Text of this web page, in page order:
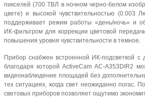
пикселей (700 ТВЛ в ночном черно-белом
цвете) и высокой чувствительностью (0.003
поддерживает режим работы «день/ночь» и
ИК-фильтром для коррекции цветовой
повышения уровня чувствительности в темное.
Прибор снабжен встроенной ИК-подсветкой с
благодаря которой ActiveCam AC-A353DIR2
видеонаблюдение площадей без
тех ситуациях, когда свет неожиданно погас.
световых приборов позволяет ощутимо